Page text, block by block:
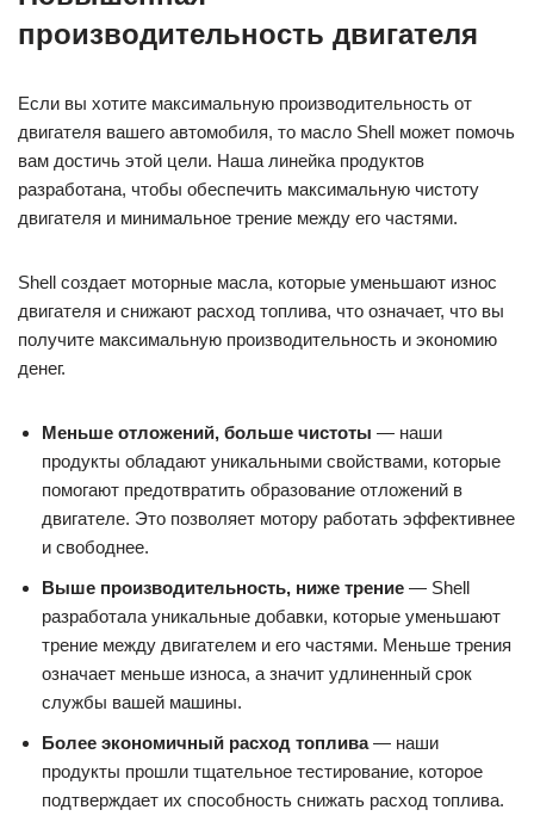
производительность двигателя
Если вы хотите максимальную производительность от
двигателя вашего автомобиля, то масло Shell может помочь
вам достичь этой цели. Наша линейка продуктов
разработана, чтобы обеспечить максимальную чистоту
двигателя и минимальное трение между его частями.
Shell создает моторные масла, которые уменьшают износ
двигателя и снижают расход топлива, что означает, что вы
получите максимальную производительность и экономию
денег.
Меньше отложений, больше чистоты — наши
продукты обладают уникальными свойствами, которые
помогают предотвратить образование отложений в
двигателе. Это позволяет мотору работать эффективнее
и свободнее.
Выше производительность, ниже трение — Shell
разработала уникальные добавки, которые уменьшают
трение между двигателем и его частями. Меньше трения
означает меньше износа, а значит удлиненный срок
службы вашей машины.
Более экономичный расход топлива— наши
продукты прошли тщательное тестирование, которое
подтверждает их способность снижать расход топлива.